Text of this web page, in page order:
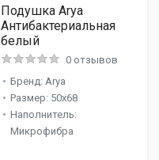
Подушка Arya
Антибактериальная
белый
0 отзывов
Бренд: Arya
Размер: 50x68
Наполнитель:
Микрофибра